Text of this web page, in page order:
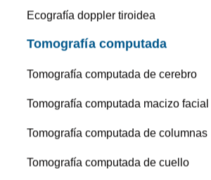
Ecografía doppler tiroidea
Tomografía computada
Tomografía computada de cerebro
Tomografía computada macizo facial
Tomografía computada de columnas
Tomografía computada de cuello